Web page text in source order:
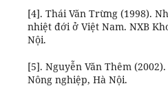
[4]. Thái Văn Trừng (1998).
nhiệt đới ở Việt Nam. NXB
Nội.
[5]. Nguyễn Văn Thêm
Nông nghiệp, Hà Nội.